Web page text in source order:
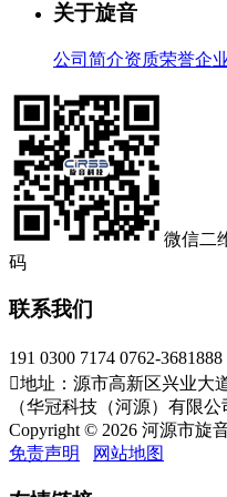
关于旋音
公司简介资质荣誉企
微信二
码
联系我们
191 0300 7174 0762-3681888
地址：源市高新区兴业大
（华冠科技（河源）有限
Copyright © 2026 河源市旋
免责声明
网站地图